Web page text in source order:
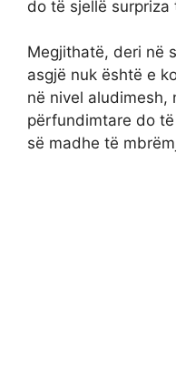
do të sjellë
Megjithatë, deri në
asgjë nuk është e
në nivel aludimesh,
përfundimtare do
së madhe të